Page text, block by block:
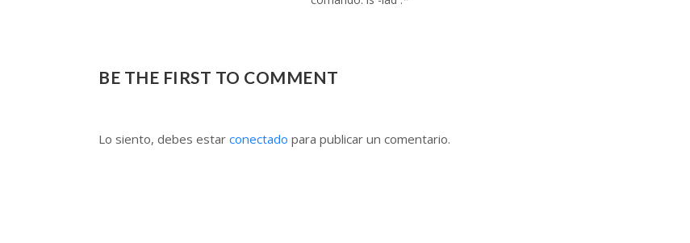
BE THE FIRST TO COMMENT
Lo siento, debes estar conectado para publicar un comentario.